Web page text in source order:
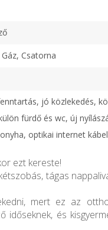
Csatorna
jó közlekedés,
fürdő és wc, új
optikai internet kábel
ezt kereste!
tágas
mert ez az
időseknek, és